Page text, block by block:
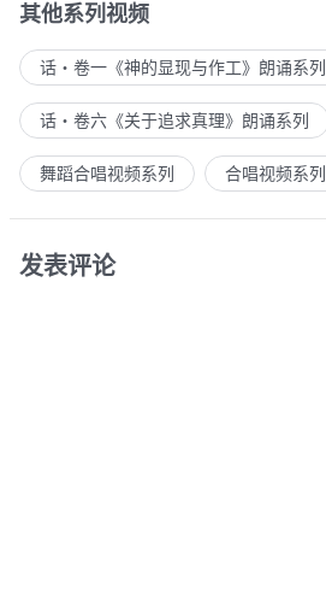
其他系列视频
话・卷一《神的显现与作工》朗诵系列
话・卷六《关于追求真理》朗诵系列
舞蹈合唱视频系列 合唱视频系列
发表评论